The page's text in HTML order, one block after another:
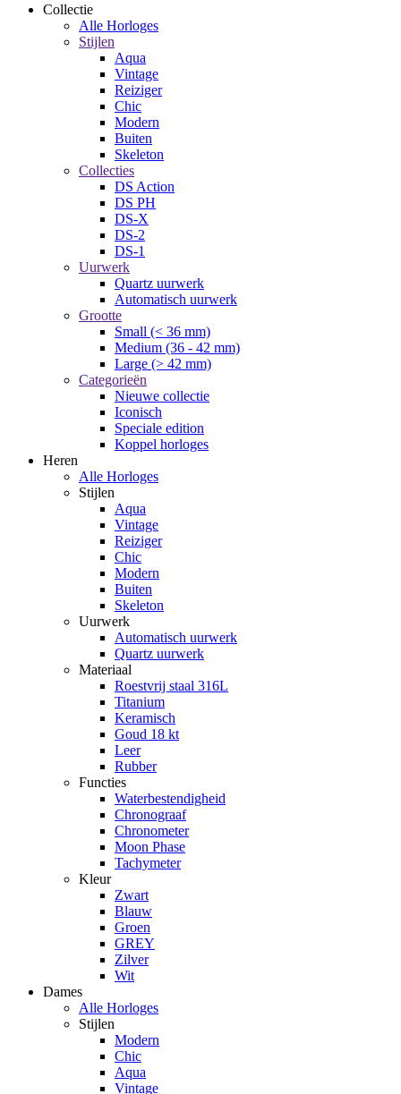
Collectie
Alle Horloges
Stijlen
Aqua
Vintage
Reiziger
Chic
Modern
Buiten
Skeleton
Collecties
DS Action
DS PH
DS-X
DS-2
DS-1
Uurwerk
Quartz uurwerk
Automatisch uurwerk
Grootte
Small (< 36 mm)
Medium (36 - 42 mm)
Large (> 42 mm)
Categorieën
Nieuwe collectie
Iconisch
Speciale edition
Koppel horloges
Heren
Alle Horloges
Stijlen
Aqua
Vintage
Reiziger
Chic
Modern
Buiten
Skeleton
Uurwerk
Automatisch uurwerk
Quartz uurwerk
Materiaal
Roestvrij staal 316L
Titanium
Keramisch
Goud 18 kt
Leer
Rubber
Functies
Waterbestendigheid
Chronograaf
Chronometer
Moon Phase
Tachymeter
Kleur
Zwart
Blauw
Groen
GREY
Zilver
Wit
Dames
Alle Horloges
Stijlen
Modern
Chic
Aqua
Vintage